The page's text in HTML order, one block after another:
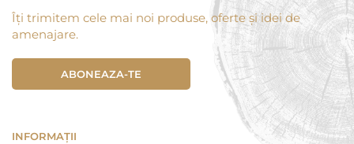
Îți trimitem cele mai noi produse, oferte și idei de
amenajare.
ABONEAZA-TE
INFORMAȚII